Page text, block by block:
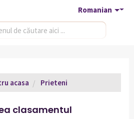
Romanian
acasa Prieteni
clasamentul